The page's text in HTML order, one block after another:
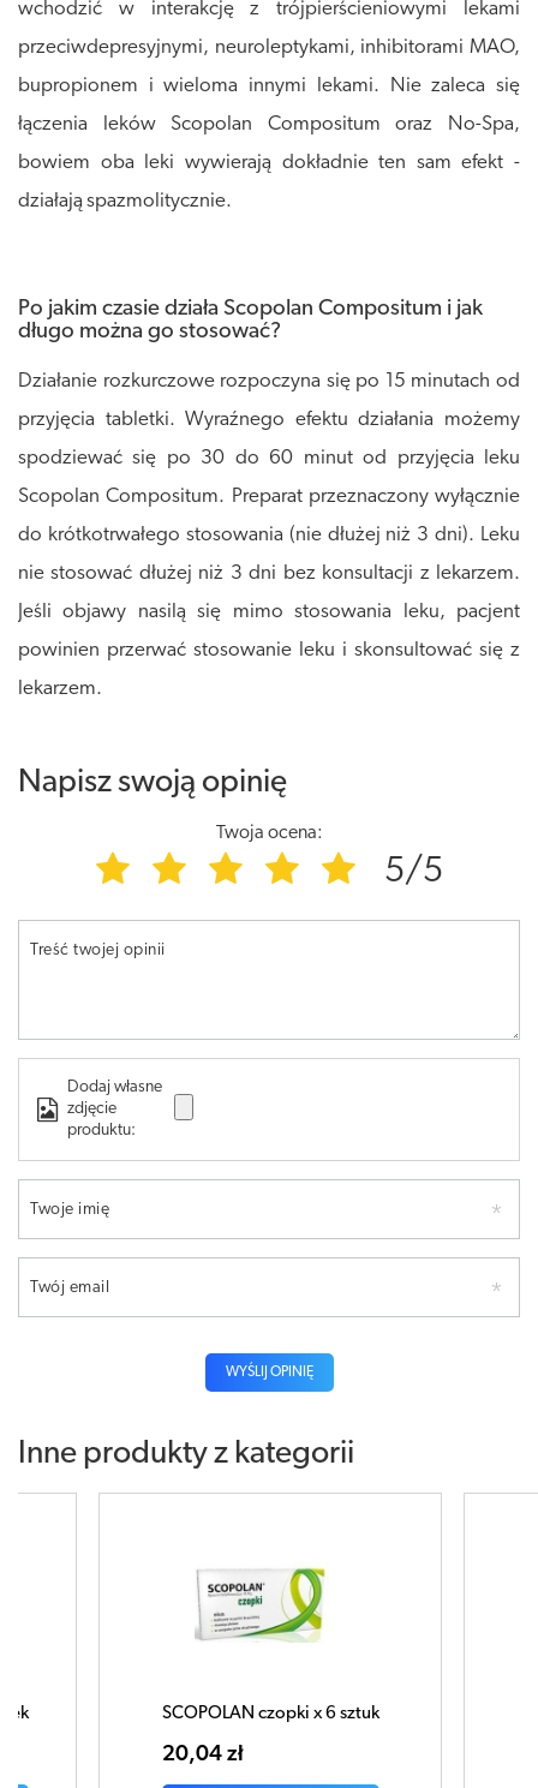
wchodzić w interakcję z trójpierścieniowymi lekami
przeciwdepresyjnymi, neuroleptykami, inhibitorami MAO,
bupropionem i wieloma innymi lekami. Nie zaleca się
łączenia leków Scopolan Compositum oraz No-Spa,
bowiem oba leki wywierają dokładnie ten sam efekt -
działają spazmolitycznie.
Po jakim czasie działa Scopolan Compositum i jak
długo można go stosować?
Działanie rozkurczowe rozpoczyna się po 15 minutach od
przyjęcia tabletki. Wyraźnego efektu działania możemy
spodziewać się po 30 do 60 minut od przyjęcia leku
Scopolan Compositum. Preparat przeznaczony wyłącznie
do krótkotrwałego stosowania (nie dłużej niż 3 dni). Leku
nie stosować dłużej niż 3 dni bez konsultacji z lekarzem.
Jeśli objawy nasilą się mimo stosowania leku, pacjent
powinien przerwać stosowanie leku i skonsultować się z
lekarzem.
Napisz swoją opinię
Twoja ocena:
5/5
Treść twojej opinii
Dodaj własne
zdjęcie
produktu:
Twoje imię
Twój email
WYŚLIJ OPINIĘ
Inne produkty z kategorii
AZUCALEN płyn 100g
27,78 zł